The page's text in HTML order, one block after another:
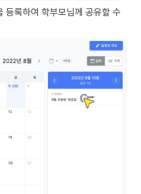
등록하여 학부모님께 공유할 수